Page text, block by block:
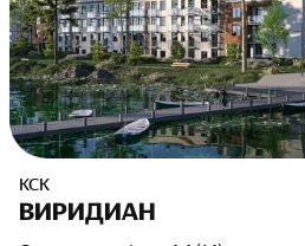
КСК
ВИРИДИАН